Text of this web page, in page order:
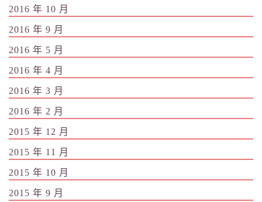
2016 年 10 月
2016 年 9 月
2016 年 5 月
2016 年 4 月
2016 年 3 月
2016 年 2 月
2015 年 12 月
2015 年 11 月
2015 年 10 月
2015 年 9 月